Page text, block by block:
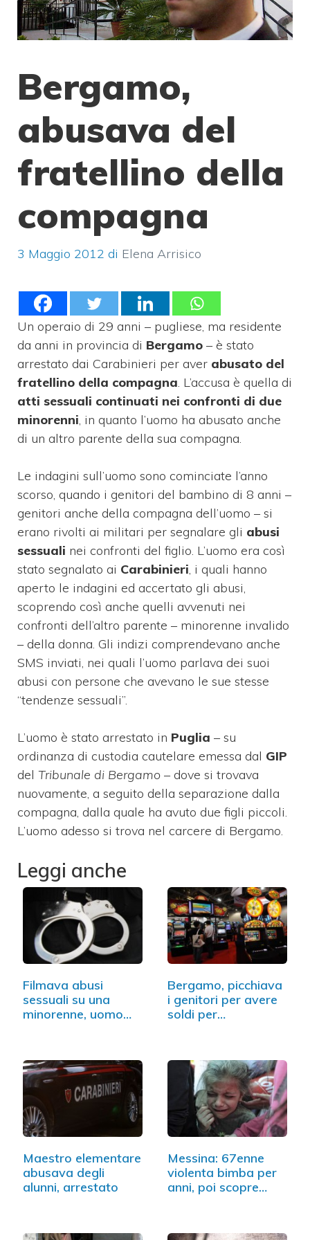
Bergamo,
abusava del
fratellino della
compagna
3 Maggio 2012 di Elena Arrisico
Un operaio di 29 anni – pugliese, ma residente
da anni in provincia di Bergamo – è stato
arrestato dai Carabinieri per aver abusato del
fratellino della compagna. L’accusa è quella di
atti sessuali continuati nei confronti di due
minorenni, in quanto l’uomo ha abusato anche
di un altro parente della sua compagna.
Le indagini sull’uomo sono cominciate l’anno
scorso, quando i genitori del bambino di 8 anni –
genitori anche della compagna dell’uomo – si
erano rivolti ai militari per segnalare gli abusi
sessuali nei confronti del figlio. L’uomo era così
stato segnalato ai Carabinieri, i quali hanno
aperto le indagini ed accertato gli abusi,
scoprendo così anche quelli avvenuti nei
confronti dell’altro parente – minorenne invalido
– della donna. Gli indizi comprendevano anche
SMS inviati, nei quali l’uomo parlava dei suoi
abusi con persone che avevano le sue stesse
“tendenze sessuali”.
L’uomo è stato arrestato in Puglia – su
ordinanza di custodia cautelare emessa dal GIP
del Tribunale di Bergamo – dove si trovava
nuovamente, a seguito della separazione dalla
compagna, dalla quale ha avuto due figli piccoli.
L’uomo adesso si trova nel carcere di Bergamo.
Leggi anche
Filmava abusi
sessuali su una
minorenne, uomo…
Bergamo, picchiava
i genitori per avere
soldi per…
Maestro elementare
abusava degli
alunni, arrestato
Messina: 67enne
violenta bimba per
anni, poi scopre…